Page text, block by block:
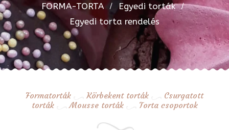
FORMA-TORTA
Egyedi torták
Egyedi torta rendelés
Formatorták Körbekent torták
Csurgatott
torták
Mousse torták Torta csoportok